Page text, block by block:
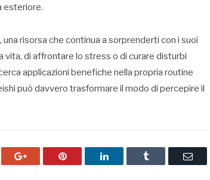
esteriore.
risorsa che continua a sorprenderti con i suoi
vita, di affrontare lo stress o di curare disturbi
applicazioni benefiche nella propria routine
può davvero trasformare il modo di percepire il
Google+ Pinterest LinkedIn Tumblr Email